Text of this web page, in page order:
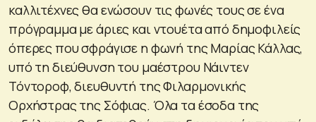
καλλιτέχνες θα ενώσουν τις φωνές τους σε ένα
πρόγραμμα με άριες και ντουέτα από δημοφιλείς
όπερες που σφράγισε η φωνή της Μαρίας Κάλλας,
υπό τη διεύθυνση του μαέστρου Νάιντεν
Τόντοροφ, διευθυντή της Φιλαρμονικής
Ορχήστρας της Σόφιας. Όλα τα έσοδα της